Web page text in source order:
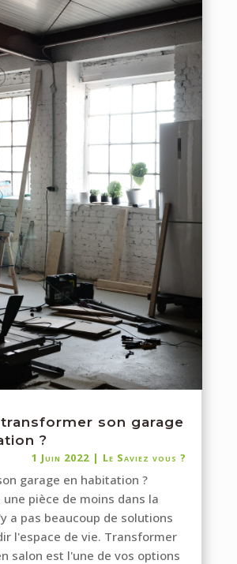
son garage
?
1 Juin 2022 | Le Saviez vous ?
garage en habitation ?
une pièce de moins dans la
a pas beaucoup de solutions
l'espace de vie. Transformer
salon est l'une de vos options